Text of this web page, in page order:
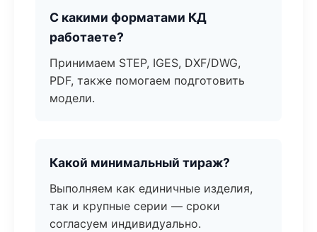
С какими форматами КД
работаете?
Принимаем STEP, IGES, DXF/DWG,
PDF, также помогаем подготовить
модели.
Какой минимальный тираж?
Выполняем как единичные изделия,
так и крупные серии — сроки
согласуем индивидуально.